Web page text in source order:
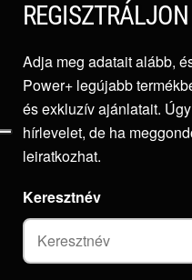
Adja meg adatait alább,
Power+ legújabb
és exkluzív ajánlatait.
hírlevelet, de ha
leiratkozhat.
Keresztnév